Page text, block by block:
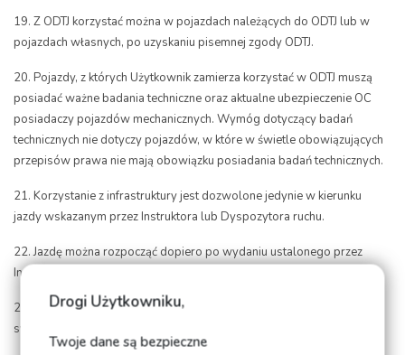
Drogi Użytkowniku,
Twoje dane są bezpieczne
19. Z ODTJ korzystać można w pojazdach należących do ODTJ lub w
pojazdach własnych, po uzyskaniu pisemnej zgody ODTJ.
20. Pojazdy, z których Użytkownik zamierza korzystać w ODTJ muszą
posiadać ważne badania techniczne oraz aktualne ubezpieczenie OC
posiadaczy pojazdów mechanicznych. Wymóg dotyczący badań
technicznych nie dotyczy pojazdów, w które w świetle obowiązujących
przepisów prawa nie mają obowiązku posiadania badań technicznych.
21. Korzystanie z infrastruktury jest dozwolone jedynie w kierunku
jazdy wskazanym przez Instruktora lub Dyspozytora ruchu.
22. Jazdę można rozpocząć dopiero po wydaniu ustalonego przez
Instruktora lub Dyspozytora ruchu wyraźnego znaku lub sygnału.
23. Jazdę należy zakończyć niezwłocznie po wydaniu ustalonego
sygnału lub znaku przez Instruktora lub Dyspozytora ruchu.